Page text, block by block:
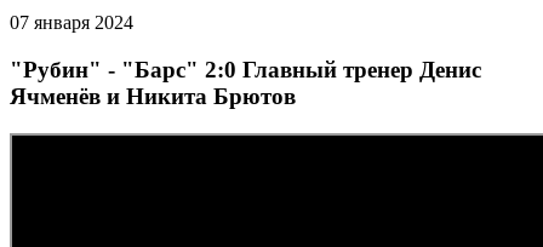
07 января 2024
"Рубин" - "Барс" 2:0 Главный тренер Денис
Ячменёв и Никита Брютов